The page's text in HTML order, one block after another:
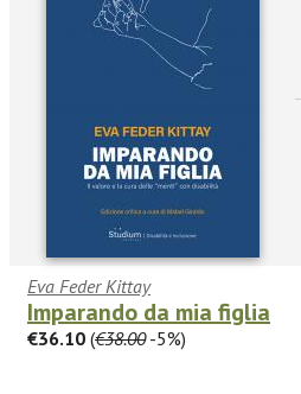
Eva Feder Kittay
Imparando da mia figlia
€36.10 (€38.00-5%)